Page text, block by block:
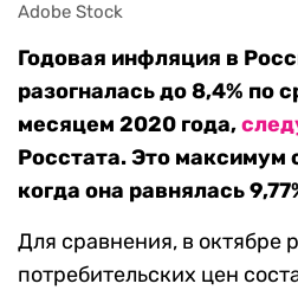
Adobe Stock
Годовая инфляция в
разогналась до 8,4% по
месяцем 2020 года,
Росстата. Это максимум
когда она равнялась
Для сравнения, в октябре
потребительских цен